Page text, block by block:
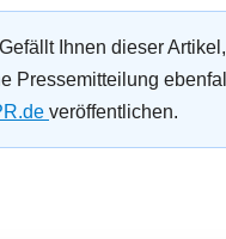
Gefällt Ihnen dieser
Pressemitteilung
veröffentlichen.